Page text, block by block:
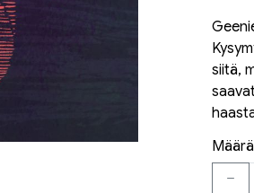
siitä,
Määrä